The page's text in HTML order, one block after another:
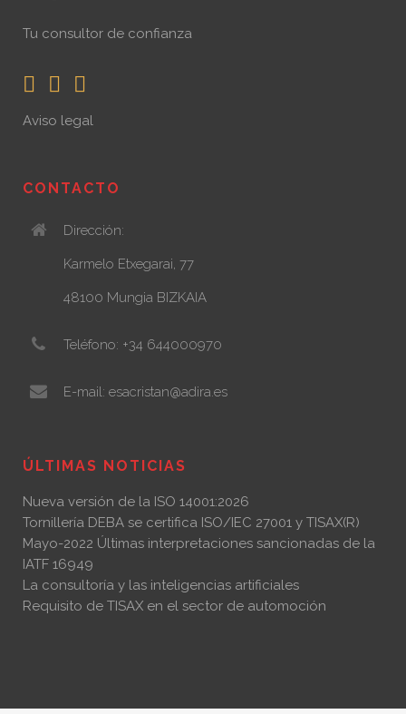
Tu consultor de confianza
Aviso legal
CONTACTO
Dirección:
Karmelo Etxegarai, 77
48100 Mungia BIZKAIA
Teléfono: +34 644000970
E-mail: esacristan@adira.es
ÚLTIMAS NOTICIAS
Nueva versión de la ISO 14001:2026
Tornillería DEBA se certifica ISO/IEC 27001 y TISAX(R)
Mayo-2022 Últimas interpretaciones sancionadas de la
IATF 16949
La consultoría y las inteligencias artificiales
Requisito de TISAX en el sector de automoción